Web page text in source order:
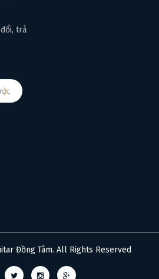
trả
Đồng Tâm. All Rights Reserved